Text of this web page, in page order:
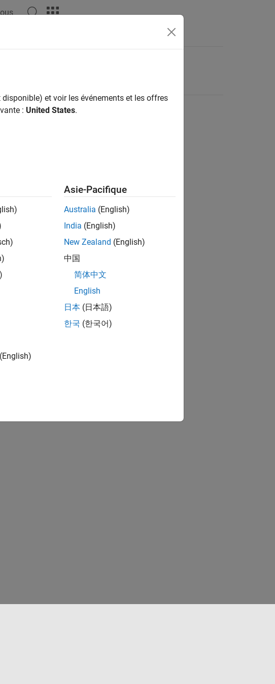
et voir les événements et les offres
: United States.
(English)
Asie-Pacifique
Australia (English)
India (English)
New Zealand (English)
中国
简体中文
English
日本 (日本語)
한국 (한국어)